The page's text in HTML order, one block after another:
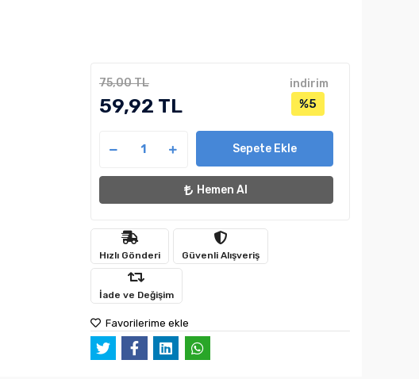
75,00 TL
59,92 TL
indirim
%5
Sepete Ekle
Hemen Al
Hızlı Gönderi Güvenli Alışveriş
İade ve Değişim
Favorilerime ekle